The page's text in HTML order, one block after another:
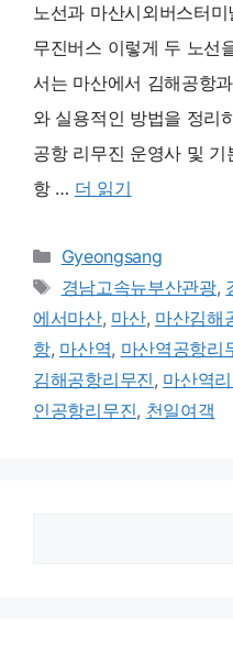
노선과 마산시외버스터
무진버스 이렇게 두 노선
서는 마산에서 김해공항
와 실용적인 방법을 정리
공항 리무진 운영사 및
항 … 더 읽기
카
테
고
리
Gyeongsang
태
그
경남고속뉴부산관광,
에서마산, 마산, 마산김해
항, 마산역, 마산역공항리
김해공항리무진, 마산역
인공항리무진, 천일여객